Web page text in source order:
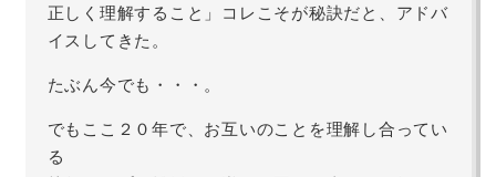
正しく理解すること」コレこそが秘訣だと、アドバ
イスしてきた。
たぶん今でも・・・。
でもここ２０年で、お互いのことを理解し合ってい
る